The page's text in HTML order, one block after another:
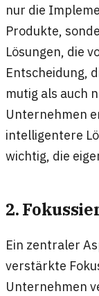
nur die
Produkte,
Lösungen, die
Entscheidung,
mutig als auch
Unternehmen
intelligentere
wichtig, die
2.
Ein zentraler
verstärkte
Unternehmen